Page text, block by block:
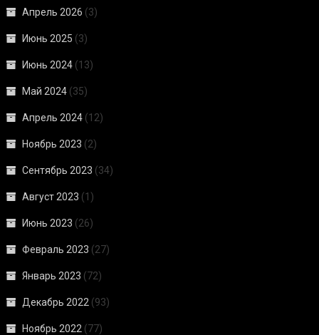
Апрель 2026 (3)
Июнь 2025 (3)
Июнь 2024 (13)
Май 2024 (35)
Апрель 2024 (12)
Ноябрь 2023 (2)
Сентябрь 2023 (34)
Август 2023 (1)
Июнь 2023 (26)
Февраль 2023 (27)
Январь 2023 (72)
Декабрь 2022 (93)
Ноябрь 2022 (77)